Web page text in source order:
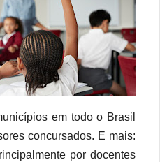
em todo o Brasil
concursados. E mais:
por docentes